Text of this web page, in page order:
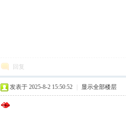
回复
发表于 2025-8-2 15:50:52 显示全部楼层